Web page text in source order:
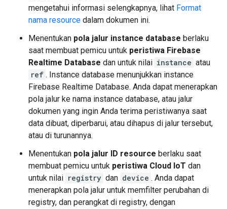
mengetahui informasi selengkapnya, lihat Format
nama resource dalam dokumen ini.
Menentukan pola jalur instance database berlaku
saat membuat pemicu untuk peristiwa Firebase
Realtime Database dan untuk nilai instance atau
ref . Instance database menunjukkan instance
Firebase Realtime Database. Anda dapat menerapkan
pola jalur ke nama instance database, atau jalur
dokumen yang ingin Anda terima peristiwanya saat
data dibuat, diperbarui, atau dihapus di jalur tersebut,
atau di turunannya.
Menentukan pola jalur ID resource berlaku saat
membuat pemicu untuk peristiwa Cloud IoT dan
untuk nilai registry dan device . Anda dapat
menerapkan pola jalur untuk memfilter perubahan di
registry, dan perangkat di registry, dengan